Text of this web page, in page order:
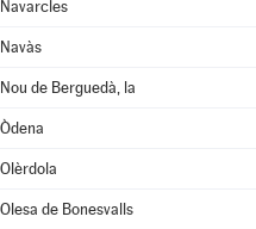
Navarcles
Navàs
Nou de Berguedà, la
Òdena
Olèrdola
Olesa de Bonesvalls